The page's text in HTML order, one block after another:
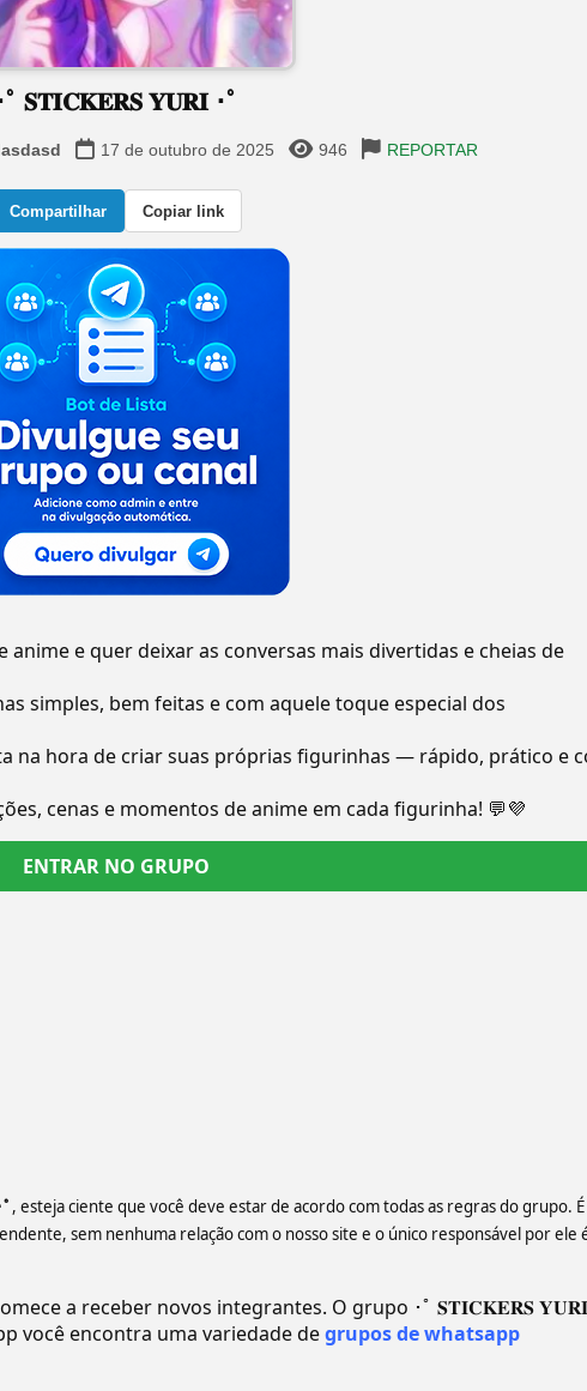
ﾟ 𝐒𝐓𝐈𝐂𝐊𝐄𝐑𝐒 𝐘𝐔𝐑𝐈 ･ﾟ
17 de outubro de 2025 946 REPORTAR
Compartilhar Copiar link
e quer deixar as conversas mais divertidas e cheias de
simples, bem feitas e com aquele toque especial dos
na hora de criar suas próprias figurinhas — rápido, prático e
cenas e momentos de anime em cada figurinha! 💬💜
ENTRAR NO GRUPO
, esteja ciente que você deve estar de acordo com todas as regras do grupo. É
sem nenhuma relação com o nosso site e o único responsável por ele
a receber novos integrantes. O grupo ･ﾟ 𝐒𝐓𝐈𝐂𝐊𝐄𝐑𝐒 𝐘𝐔𝐑𝐈
você encontra uma variedade degrupos de whatsapp